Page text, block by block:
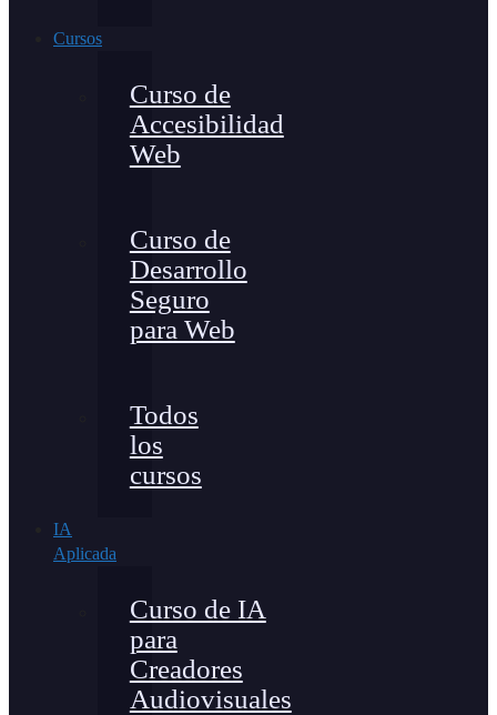
Cursos
Curso de
Accesibilidad
Web
Curso de
Desarrollo
Seguro
para Web
Todos
los
cursos
IA
Aplicada
Curso de IA
para
Creadores
Audiovisuales